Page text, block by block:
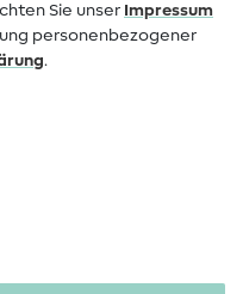
Sie unser Impressum
personenbezogener
.